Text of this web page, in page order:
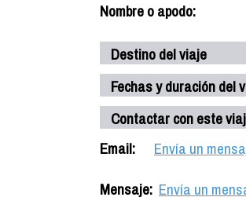
Nombre o apodo:
Destino del viaje
Fechas y duración del
Contactar con este
Email:
Envía un
Mensaje: Envía un